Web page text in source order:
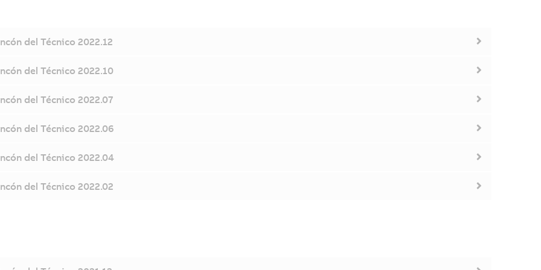
del Técnico 2022.12
del Técnico 2022.10
del Técnico 2022.07
del Técnico 2022.06
del Técnico 2022.04
del Técnico 2022.02